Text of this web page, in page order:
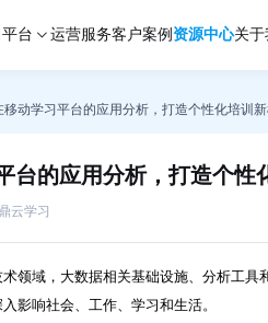
台 运营服务客户案例 资源中心关于
移动学习平台的应用分析，打造个性化培训
台的应用分析，打造个性
云学习
领域，大数据相关基础设施、分析工
影响社会、工作、学习和生活。